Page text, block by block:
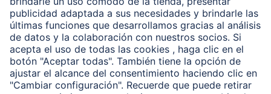
Clientes online
Conviértete en distribuidor
Compañía